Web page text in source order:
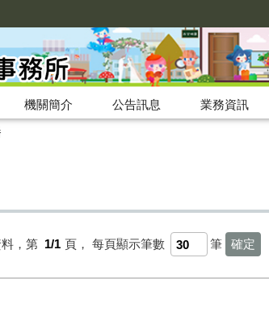
機關簡介 公告訊息 業務資訊
，第 1/1 頁， 每頁顯示筆數 筆